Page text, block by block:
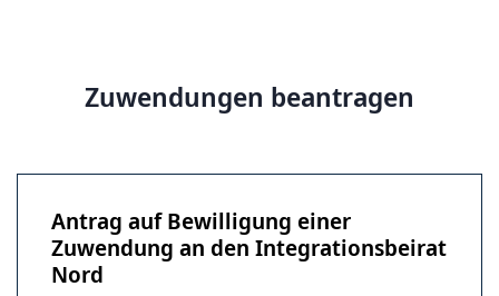
Zuwendungen beantragen
Antrag auf Bewilligung einer
Zuwendung an den Integrationsbeirat
Nord